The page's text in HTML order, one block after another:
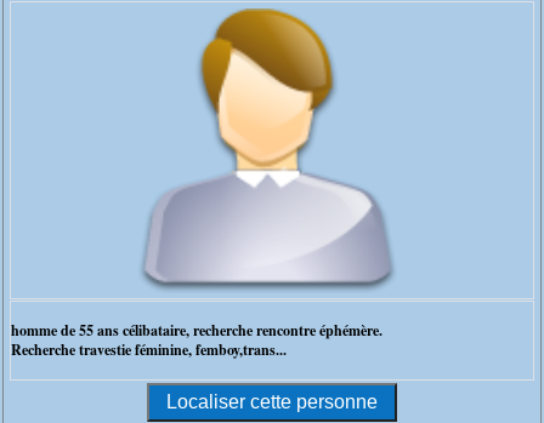
homme de 55 ans célibataire, recherche rencontre éphémère.
Recherche travestie féminine, femboy,trans...